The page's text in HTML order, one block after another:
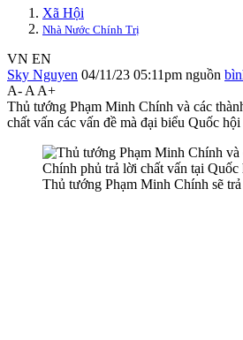
Xã Hội
Nhà Nước Chính Trị
VN EN
Sky Nguyen 04/11/23 05:11pm nguồn
A- A A+
Thủ tướng Phạm Minh Chính và các
chất vấn các vấn đề mà đại biểu Quốc hội
Thủ tướng Phạm Minh Chính sẽ